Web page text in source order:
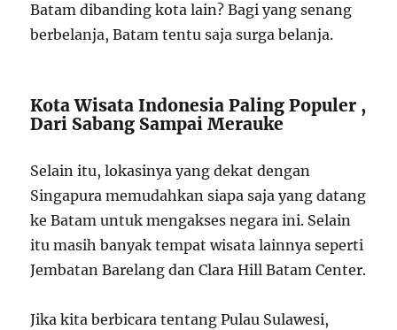
Batam dibanding kota lain? Bagi yang senang
berbelanja, Batam tentu saja surga belanja.
Kota Wisata Indonesia Paling Populer ,
Dari Sabang Sampai Merauke
Selain itu, lokasinya yang dekat dengan
Singapura memudahkan siapa saja yang datang
ke Batam untuk mengakses negara ini. Selain
itu masih banyak tempat wisata lainnya seperti
Jembatan Barelang dan Clara Hill Batam Center.
Jika kita berbicara tentang Pulau Sulawesi,